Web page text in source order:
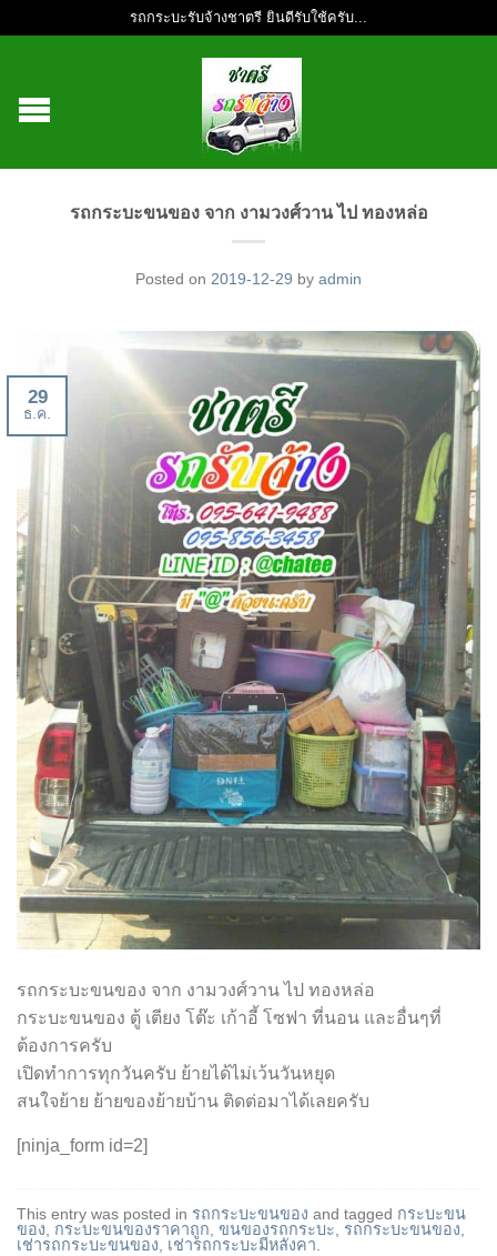
รถกระบะรับจ้างชาตรี ยินดีรับใช้ครับ...
รถกระบะขนของ จาก งามวงศ์วาน ไป ทองหล่อ
Posted on 2019-12-29 by admin
29
ธ.ค.
รถกระบะขนของ จาก งามวงศ์วาน ไป ทองหล่อ
กระบะขนของ ตู้ เตียง โต๊ะ เก้าอี้ โซฟา ที่นอน และอื่นๆที่
ต้องการครับ
เปิดทำการทุกวันครับ ย้ายได้ไม่เว้นวันหยุด
สนใจย้าย ย้ายของย้ายบ้าน ติดต่อมาได้เลยครับ
[ninja_form id=2]
This entry was posted in รถกระบะขนของ and tagged กระบะขน
ของ, กระบะขนของราคาถูก, ขนของรถกระบะ, รถกระบะขนของ,
เช่ารถกระบะขนของ, เช่ารถกระบะมีหลังคา.